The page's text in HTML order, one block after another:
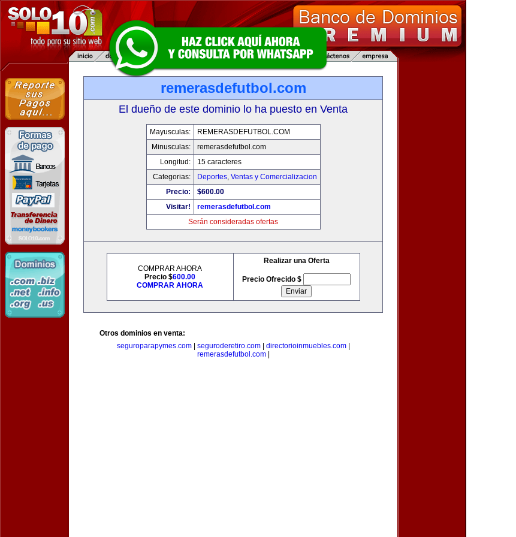
remerasdefutbol.com
El dueño de este dominio lo ha puesto en Venta
Mayusculas:
REMERASDEFUTBOL.COM
Minusculas:
remerasdefutbol.com
Longitud:
15 caracteres
Categorias:
Deportes, Ventas y Comercializacion
Precio:
$600.00
Visitar!
remerasdefutbol.com
Serán consideradas ofertas
COMPRAR AHORA
Precio $600.00
COMPRAR AHORA
Realizar una Oferta
Precio Ofrecido $
Otros dominios en venta:
seguroparapymes.com| seguroderetiro.com| directorioinmuebles.com|
remerasdefutbol.com|